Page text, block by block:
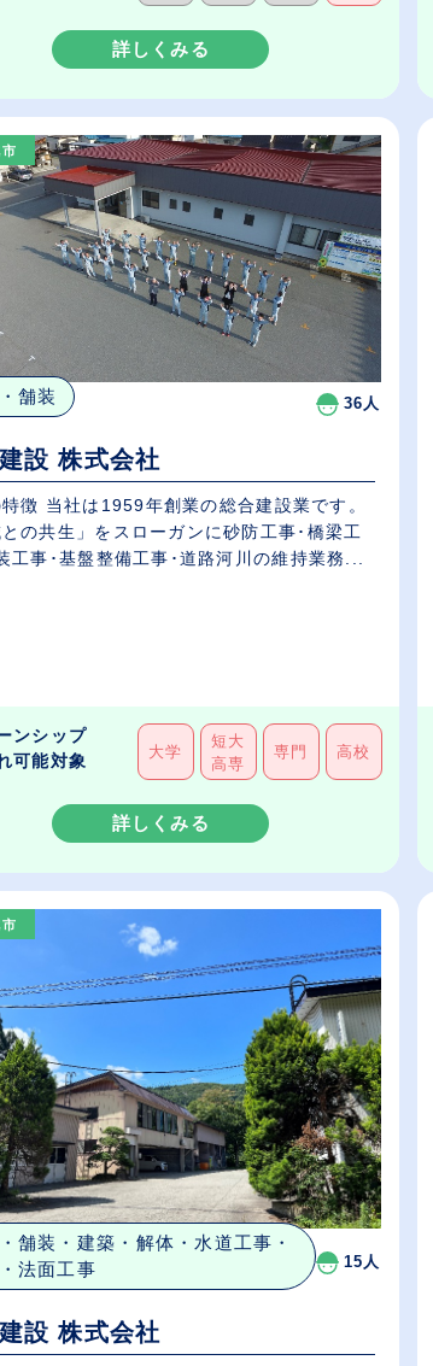
詳しくみる
舗装 36人
設 株式会社
徴 当社は1959年創業の総合建設業です。
との共生」をスローガンに砂防工事･橋梁工
工事･基盤整備工事･道路河川の維持業務...
ンシップ
可能対象
大学
短大
高専
専門 高校
詳しくみる
舗装・建築・解体・水道工事・
法面工事
15人
設 株式会社